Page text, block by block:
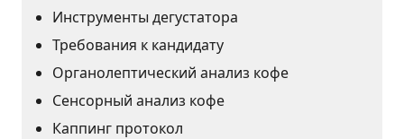
Инструменты дегустатора
Требования к кандидату
Органолептический анализ кофе
Сенсорный анализ кофе
Каппинг протокол